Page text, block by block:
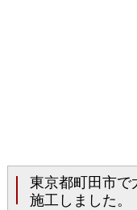
東京都町田市で
施工しました。